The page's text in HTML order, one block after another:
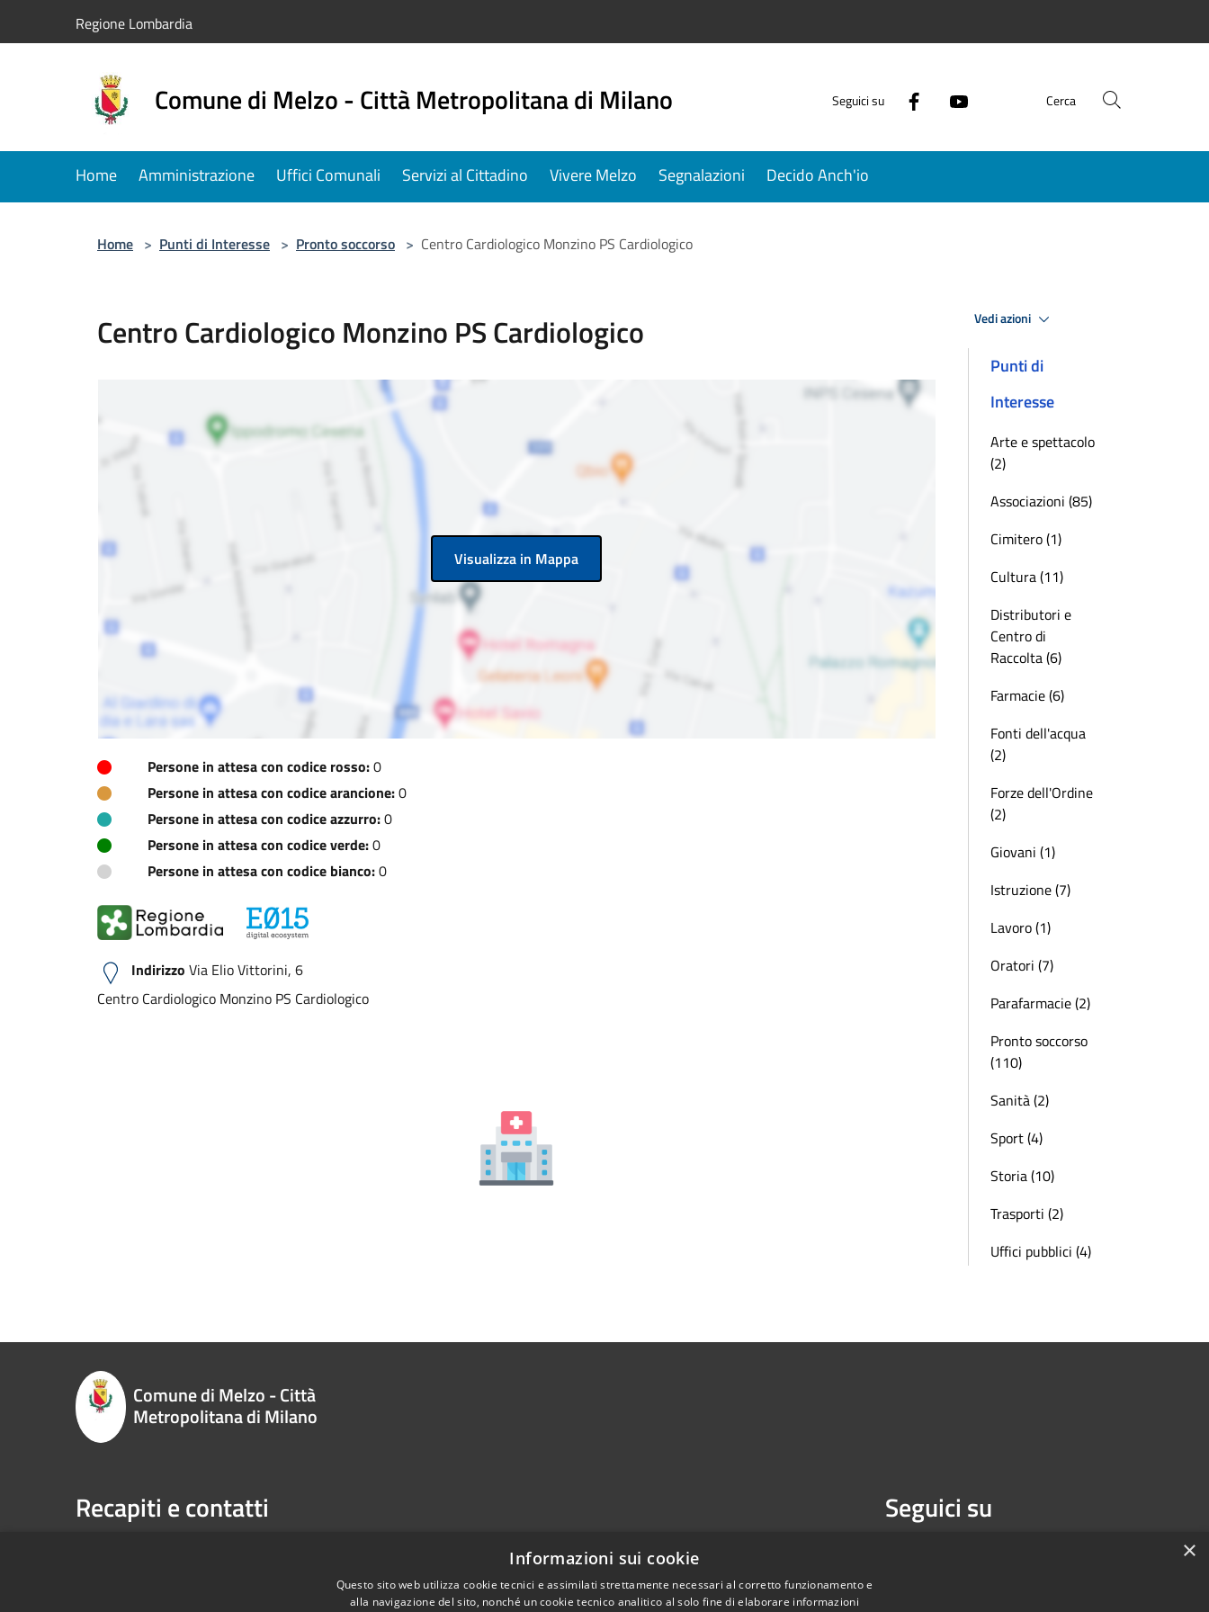
Regione Lombardia
Comune di Melzo - Città Metropolitana di Milano Seguici su Cerca
Home Amministrazione Uffici Comunali Servizi al Cittadino Vivere Melzo Segnalazioni Decido Anch'io
Home > Punti di Interesse > Pronto soccorso > Centro Cardiologico Monzino PS Cardiologico
Centro Cardiologico Monzino PS Cardiologico
Visualizza in Mappa
Persone in attesa con codice rosso:0
Persone in attesa con codice arancione:0
Persone in attesa con codice azzurro:0
Persone in attesa con codice verde:0
Persone in attesa con codice bianco:0
Indirizzo Via Elio Vittorini, 6
Centro Cardiologico Monzino PS Cardiologico
Vedi azioni
Punti di
Interesse
Arte e spettacolo
(2)
Associazioni (85)
Cimitero (1)
Cultura (11)
Distributori e
Centro di
Raccolta (6)
Farmacie (6)
Fonti dell'acqua
(2)
Forze dell'Ordine
(2)
Giovani (1)
Istruzione (7)
Lavoro (1)
Oratori (7)
Parafarmacie (2)
Pronto soccorso
(110)
Sanità (2)
Sport (4)
Storia (10)
Trasporti (2)
Uffici pubblici (4)
Comune di Melzo - Città
Metropolitana di Milano
Recapiti e contatti
spaziocitta@comune.melzo.mi.it
Pec:comunemelzo@pec.it
Seguici su
×
Informazioni sui cookie
Questo sito web utilizza cookie tecnici e assimilati strettamente necessari al corretto funzionamento e
alla navigazione del sito, nonché un cookie tecnico analitico al solo fine di elaborare informazioni